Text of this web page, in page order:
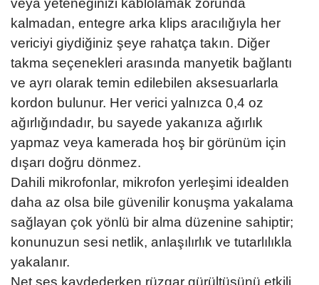
veya yeteneğinizi kablolamak zorunda
kalmadan, entegre arka klips aracılığıyla her
vericiyi giydiğiniz şeye rahatça takın. Diğer
takma seçenekleri arasında manyetik bağlantı
ve ayrı olarak temin edilebilen aksesuarlarla
kordon bulunur. Her verici yalnızca 0,4 oz
ağırlığındadır, bu sayede yakanıza ağırlık
yapmaz veya kamerada hoş bir görünüm için
dışarı doğru dönmez.
Dahili mikrofonlar, mikrofon yerleşimi idealden
daha az olsa bile güvenilir konuşma yakalama
sağlayan çok yönlü bir alma düzenine sahiptir;
konunuzun sesi netlik, anlaşılırlık ve tutarlılıkla
yakalanır.
Net ses kaydederken rüzgar gürültüsünü etkili